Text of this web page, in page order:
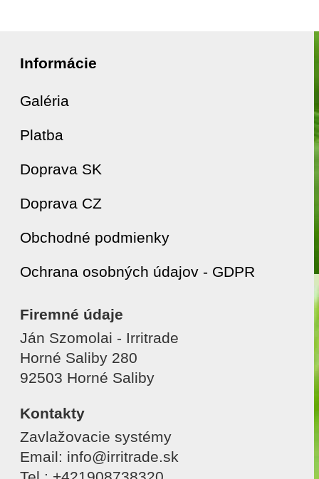
Informácie
Galéria
Platba
Doprava SK
Doprava CZ
Obchodné podmienky
Ochrana osobných údajov - GDPR
Firemné údaje
Ján Szomolai - Irritrade
Horné Saliby 280
92503 Horné Saliby
Kontakty
Zavlažovacie systémy
Email: info@irritrade.sk